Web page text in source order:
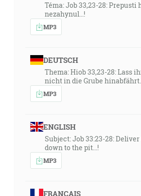
Téma: Job 33,23-28: Prepusti
nezahynul...!
MP3
DEUTSCH
Thema: Hiob 33,23-28: Lass
nicht in die Grube
MP3
ENGLISH
Subject: Job 33:23-28:
down to the pit...!
MP3
FRANÇAIS